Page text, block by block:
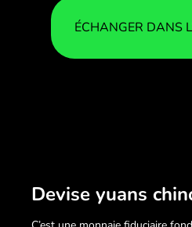
ÉCHANGER DANS
Devise yuans